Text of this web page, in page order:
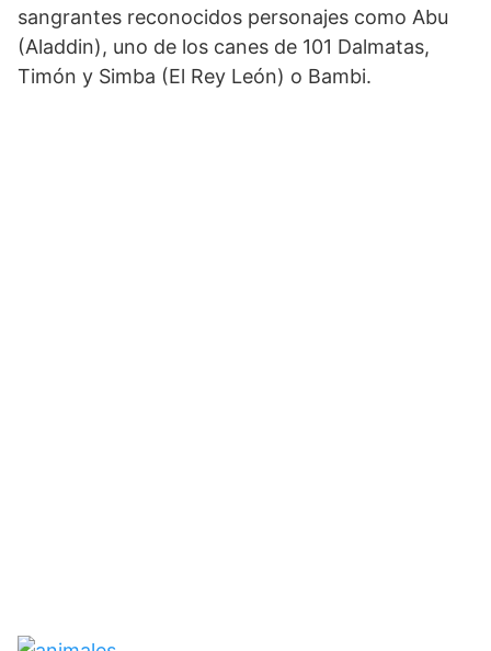
sangrantes reconocidos personajes como Abu
(Aladdin), uno de los canes de 101 Dalmatas,
Timón y Simba (El Rey León) o Bambi.